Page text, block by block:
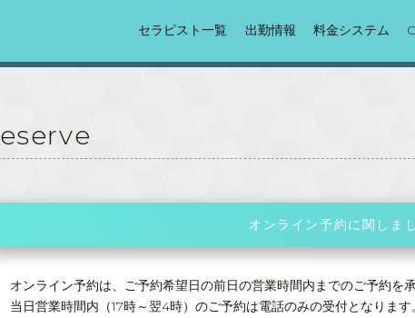
セラピスト一覧 出勤情報 料金システム
Reserve
オンライン予約に関しま
オンライン予約は、ご予約希望日の前日の営業時間内までのご予約を
当日営業時間内（17時～翌4時）のご予約は電話のみの受付となります